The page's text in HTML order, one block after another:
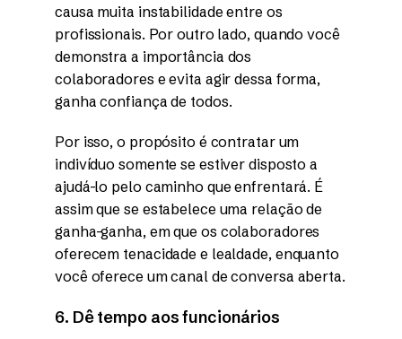
causa muita instabilidade entre os
profissionais. Por outro lado, quando você
demonstra a importância dos
colaboradores e evita agir dessa forma,
ganha confiança de todos.
Por isso, o propósito é contratar um
indivíduo somente se estiver disposto a
ajudá-lo pelo caminho que enfrentará. É
assim que se estabelece uma relação de
ganha-ganha, em que os colaboradores
oferecem tenacidade e lealdade, enquanto
você oferece um canal de conversa aberta.
6. Dê tempo aos funcionários